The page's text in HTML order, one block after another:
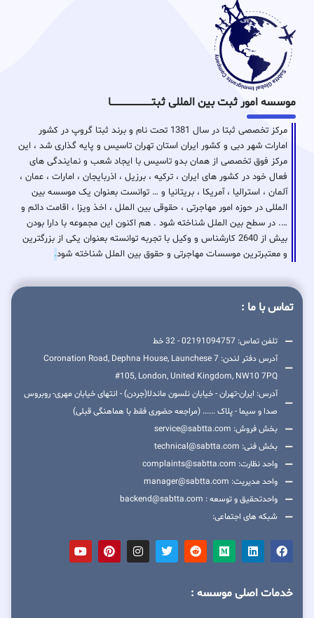
موسسه امور ثبت بین المللی ثبتـــــــــــــــــــــــــــــا
مرکز تخصصی ثبتا در سال 1381 تحت نام و برند ثبتا گروپ در کشور
امارات شهر دبی و کشور ایران استان تهران تاسیس و پایه گذاری شد ، این
مرکز فوق تخصصی از همان بدو تاسیس با ایجاد شعب و نمایندگی های
فعال خود در کشور های ایران ، ترکیه ، برزیل ، اذربایجان ، امارات ، عمان ،
آلمان ، استرالیا ، آمریکا ، بریتانیا و … توانست بعنوان یک موسسه بین
المللی در حوزه امور مهاجرتی ، حقوقی بین الملل ، اخذ ویزا ، اقامت دائم و
…. در سطح بین الملل شناخته شود . هم اکنون این مجموعه با دارا بودن
بیش از 2640 کارشناس و وکیل با تجربه توانسته بعنوان یکی از بزرگترین
و معتبرترین موسسات مهاجرتی و حقوق بین الملل شناخته شود.
تماس با ما :
تلفن تماس: 02191094757 - 32 خط
آدرس دفتر لندن: 7 Coronation Road, Dephna House, Launchese
#105, London, United Kingdom, NW10 7PQ
آدرس: ایران-تهران - خیابان نلسون ماندلا(جردن) - انتهای خیابان مهری- روبروس
صدا و سیما - پلاک ...... (مراجعه حضوری فقط با هماهنگی قبلی)
بخش فروش: service@sabtta.com
بخش فنی: technical@sabtta.com
واحد نظارت: complaints@sabtta.com
واحد مدیریت: manager@sabtta.com
واحدتحقیق و توسعه : backend@sabtta.com
شبکه های اجتماعی:
خدمات اصلی موسسه :